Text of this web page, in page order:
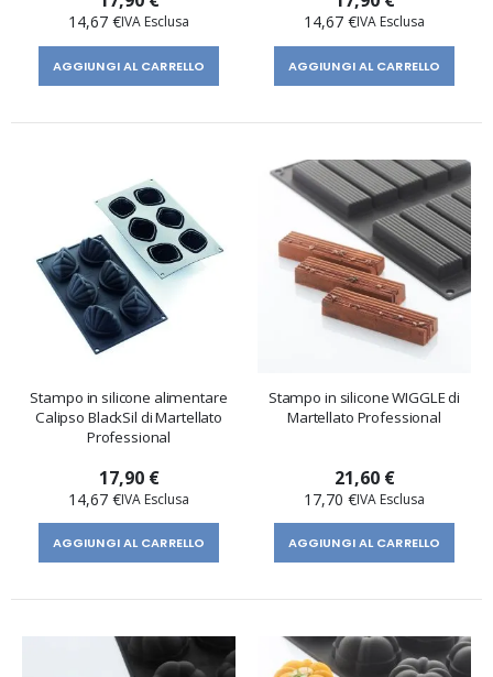
14,67 €
AGGIUNGI AL CARRELLO
14,67 €
AGGIUNGI AL CARRELLO
Stampo in silicone alimentare
Calipso BlackSil di Martellato
Professional
17,90 €
14,67 €
AGGIUNGI AL CARRELLO
Stampo in silicone WIGGLE di
Martellato Professional
21,60 €
17,70 €
AGGIUNGI AL CARRELLO